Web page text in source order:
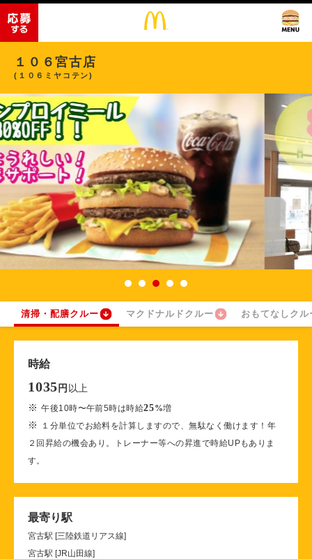
１０６宮古店
(１０６ミヤコテン)
清掃・配膳クルー マクドナルドクルー おもてなしクル
時給
1035 円 以上
※午後10時〜午前5時は時給25%増
※
１分単位でお給料を計算しますので、無駄なく働けます！年
２回昇給の機会あり。トレーナー等への昇進で時給UPもありま
す。
最寄り駅
宮古駅 [三陸鉄道リアス線]
宮古駅 [JR山田線]